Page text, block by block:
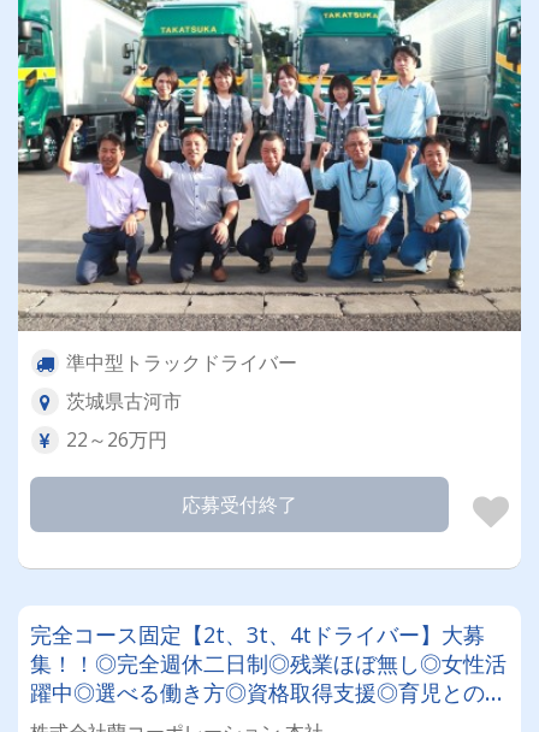
準中型トラックドライバー
茨城県古河市
22～26万円
応募受付終了
完全コース固定【2t、3t、4tドライバー】大募
集！！◎完全週休二日制◎残業ほぼ無し◎女性活
躍中◎選べる働き方◎資格取得支援◎育児との両
立も可能◎AT（オートマ限定）車